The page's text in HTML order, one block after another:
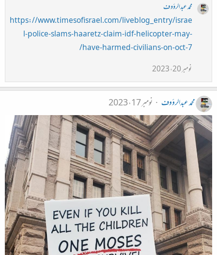
محمد عبدالرؤوف
https://www.timesofisrael.com/liveblog_entry/israe
l-police-slams-haaretz-claim-idf-helicopter-may-
have-harmed-civilians-on-oct-7/
نومبر 20، 2023
محمد عبدالرؤوف نومبر 17، 2023